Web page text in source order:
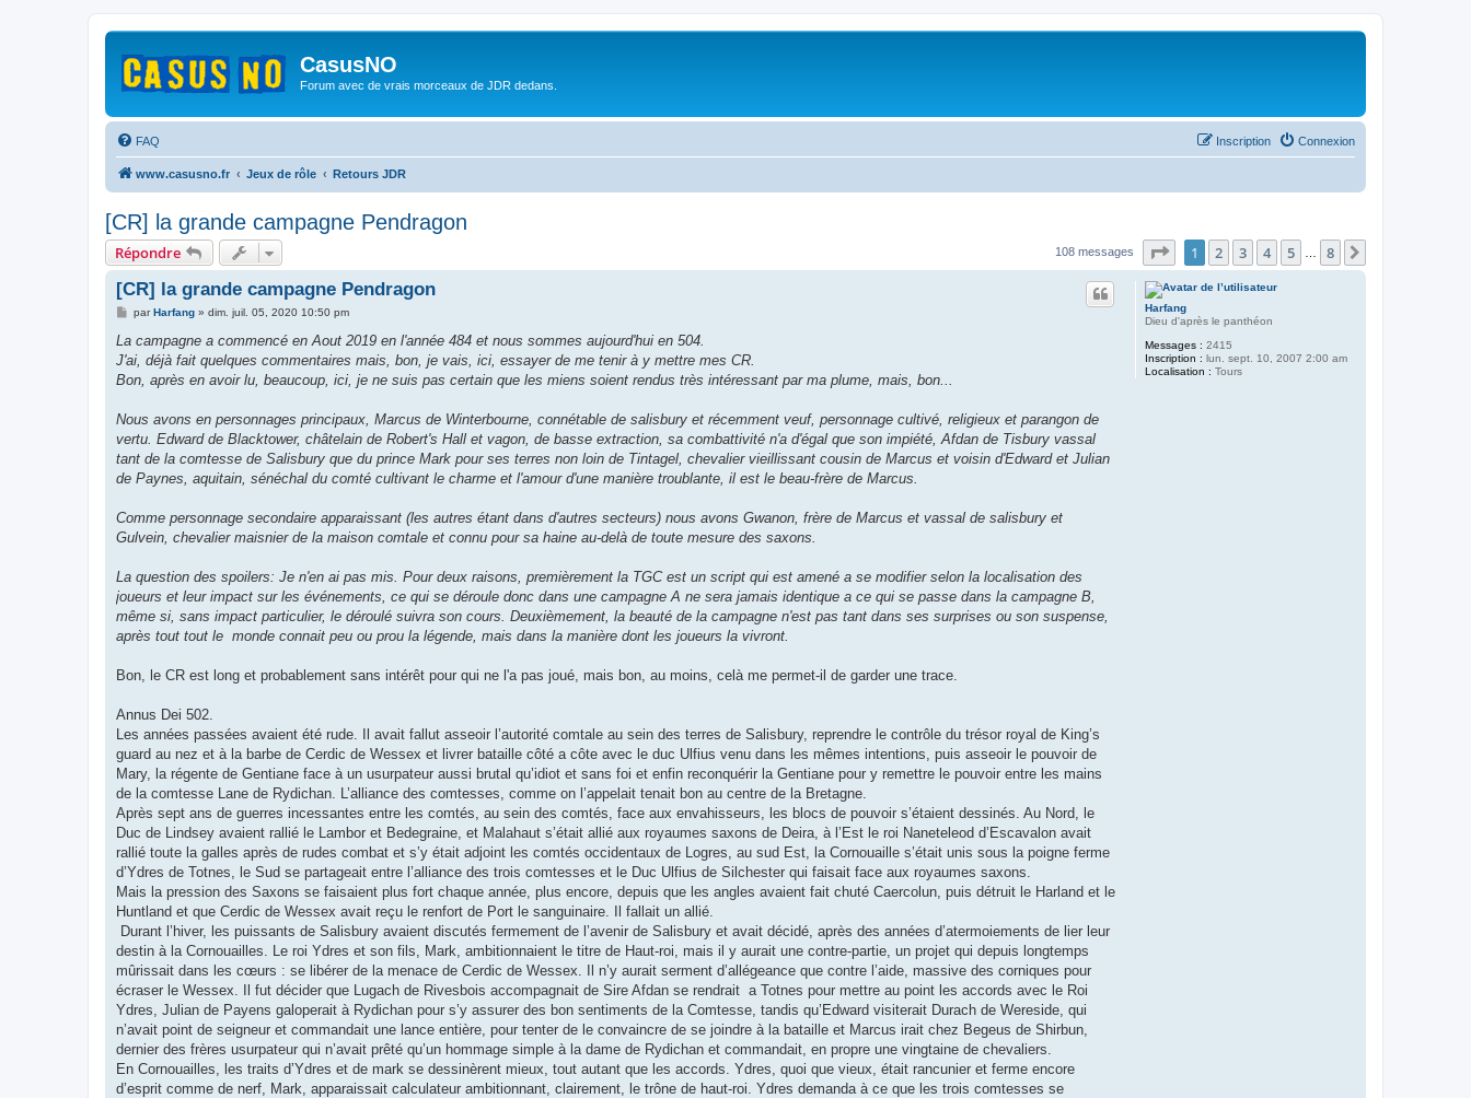
CasusNO
Forum avec de vrais morceaux de JDR dedans.
FAQ Connexion
Inscription
www.casusno.fr Jeux de rôle Retours JDR
[CR] la grande campagne Pendragon
Répondre 108 messages Page sur8
1 2 3 4 5 8
Harfang
Dieu d'après le panthéon
Messages : 2415
Inscription : lun. sept. 10, 2007 2:00 am
Localisation : Tours
[CR] la grande campagne Pendragon
M
s
a
g
parHarfang» dim. juil. 05, 2020 10:50 pm
La campagne a commencé en Aout 2019 en l'année 484 et nous sommes aujourd'hui en 504.
J'ai, déjà fait quelques commentaires mais, bon, je vais, ici, essayer de me tenir à y mettre mes CR.
Bon, après en avoir lu, beaucoup, ici, je ne suis pas certain que les miens soient rendus très intéressant par ma plume, mais, bon...
Nous avons en personnages principaux, Marcus de Winterbourne, connétable de salisbury et récemment veuf, personnage cultivé, religieux et parangon de
vertu. Edward de Blacktower, châtelain de Robert's Hall et vagon, de basse extraction, sa combattivité n'a d'égal que son impiété, Afdan de Tisbury vassal
tant de la comtesse de Salisbury que du prince Mark pour ses terres non loin de Tintagel, chevalier vieillissant cousin de Marcus et voisin d'Edward et Julian
de Paynes, aquitain, sénéchal du comté cultivant le charme et l'amour d'une manière troublante, il est le beau-frère de Marcus.
Comme personnage secondaire apparaissant (les autres étant dans d'autres secteurs) nous avons Gwanon, frère de Marcus et vassal de salisbury et
Gulvein, chevalier maisnier de la maison comtale et connu pour sa haine au-delà de toute mesure des saxons.
La question des spoilers: Je n'en ai pas mis. Pour deux raisons, premièrement la TGC est un script qui est amené a se modifier selon la localisation des
joueurs et leur impact sur les événements, ce qui se déroule donc dans une campagne A ne sera jamais identique a ce qui se passe dans la campagne B,
même si, sans impact particulier, le déroulé suivra son cours. Deuxièmement, la beauté de la campagne n'est pas tant dans ses surprises ou son suspense,
après tout tout le monde connait peu ou prou la légende, mais dans la manière dont les joueurs la vivront.
Bon, le CR est long et probablement sans intérêt pour qui ne l'a pas joué, mais bon, au moins, celà me permet-il de garder une trace.
Annus Dei 502.
Les années passées avaient été rude. Il avait fallut asseoir l’autorité comtale au sein des terres de Salisbury, reprendre le contrôle du trésor royal de King’s
guard au nez et à la barbe de Cerdic de Wessex et livrer bataille côté a côte avec le duc Ulfius venu dans les mêmes intentions, puis asseoir le pouvoir de
Mary, la régente de Gentiane face à un usurpateur aussi brutal qu’idiot et sans foi et enfin reconquérir la Gentiane pour y remettre le pouvoir entre les mains
de la comtesse Lane de Rydichan. L’alliance des comtesses, comme on l’appelait tenait bon au centre de la Bretagne.
Après sept ans de guerres incessantes entre les comtés, au sein des comtés, face aux envahisseurs, les blocs de pouvoir s’étaient dessinés. Au Nord, le
Duc de Lindsey avaient rallié le Lambor et Bedegraine, et Malahaut s’était allié aux royaumes saxons de Deira, à l’Est le roi Naneteleod d’Escavalon avait
rallié toute la galles après de rudes combat et s’y était adjoint les comtés occidentaux de Logres, au sud Est, la Cornouaille s’était unis sous la poigne ferme
d’Ydres de Totnes, le Sud se partageait entre l’alliance des trois comtesses et le Duc Ulfius de Silchester qui faisait face aux royaumes saxons.
Mais la pression des Saxons se faisaient plus fort chaque année, plus encore, depuis que les angles avaient fait chuté Caercolun, puis détruit le Harland et le
Huntland et que Cerdic de Wessex avait reçu le renfort de Port le sanguinaire. Il fallait un allié.
Durant l’hiver, les puissants de Salisbury avaient discutés fermement de l’avenir de Salisbury et avait décidé, après des années d’atermoiements de lier leur
destin à la Cornouailles. Le roi Ydres et son fils, Mark, ambitionnaient le titre de Haut-roi, mais il y aurait une contre-partie, un projet qui depuis longtemps
mûrissait dans les cœurs : se libérer de la menace de Cerdic de Wessex. Il n’y aurait serment d’allégeance que contre l’aide, massive des corniques pour
écraser le Wessex. Il fut décider que Lugach de Rivesbois accompagnait de Sire Afdan se rendrait a Totnes pour mettre au point les accords avec le Roi
Ydres, Julian de Payens galoperait à Rydichan pour s’y assurer des bon sentiments de la Comtesse, tandis qu’Edward visiterait Durach de Wereside, qui
n’avait point de seigneur et commandait une lance entière, pour tenter de le convaincre de se joindre à la bataille et Marcus irait chez Begeus de Shirbun,
dernier des frères usurpateur qui n’avait prêté qu’un hommage simple à la dame de Rydichan et commandait, en propre une vingtaine de chevaliers.
En Cornouailles, les traits d’Ydres et de mark se dessinèrent mieux, tout autant que les accords. Ydres, quoi que vieux, était rancunier et ferme encore
d’esprit comme de nerf, Mark, apparaissait calculateur ambitionnant, clairement, le trône de haut-roi. Ydres demanda à ce que les trois comtesses se